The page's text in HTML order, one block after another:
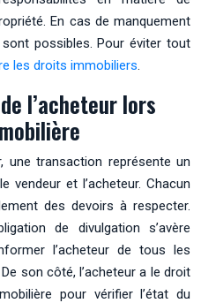
En cas de manquement
possibles. Pour éviter tout
les droits immobiliers.
l’acheteur lors
une transaction représente un
vendeur et l’acheteur. Chacun
des devoirs à respecter.
de divulgation s’avère
l’acheteur de tous les
son côté, l’acheteur a le droit
pour vérifier l’état du